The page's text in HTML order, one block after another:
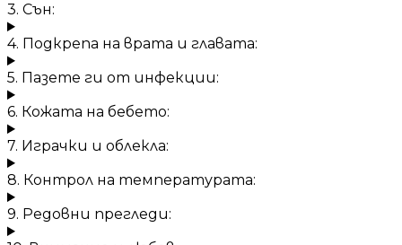
3. Сън:
4. Подкрепа на врата и главата:
5. Пазете ги от инфекции:
6. Кожата на бебето:
7. Играчки и облекла:
8. Контрол на температурата:
9. Редовни прегледи: